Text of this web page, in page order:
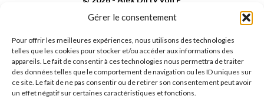
Gérer le consentement
Pour offrir les meilleures expériences, nous utilisons des technologies
telles que les cookies pour stocker et/ou accéder aux informations des
appareils. Le fait de consentir à ces technologies nous permettra de traiter
des données telles que le comportement de navigation ou les ID uniques sur
ce site. Le fait de ne pas consentir ou de retirer son consentement peut avoir
un effet négatif sur certaines caractéristiques et fonctions.
SUIVEZ NOUS